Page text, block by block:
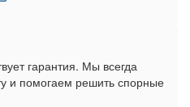
гарантия. Мы всегда
и помогаем решить спорные